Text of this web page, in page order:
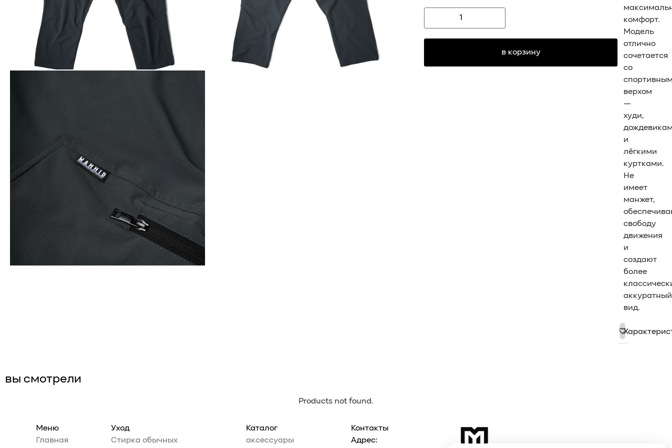
в корзину
комфорт.
Модель
отлично
сочетается
со
верхом
—
худи,
и
лёгкими
куртками.
Не
имеет
манжет,
свободу
движения
и
создают
более
аккуратный
вид.
вы смотрели
Products not found.
Меню
Главная
Уход
Стирка обычных
Каталог
аксессуары
Контакты
Адрес: